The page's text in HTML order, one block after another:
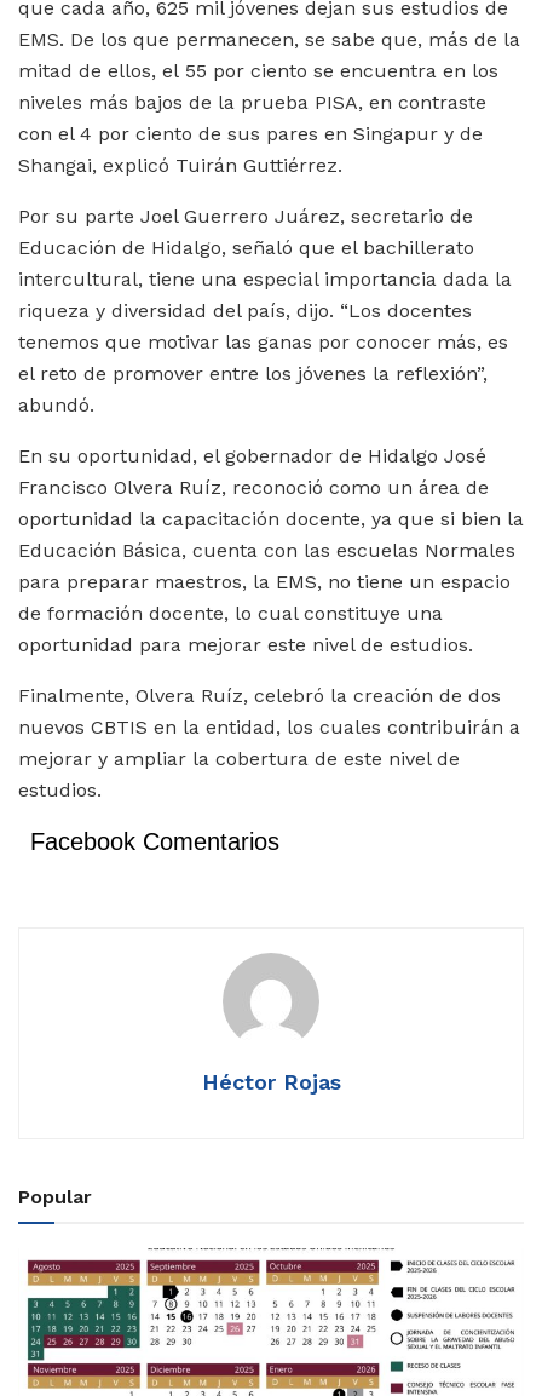
que cada año, 625 mil jóvenes dejan sus estudios de
EMS. De los que permanecen, se sabe que, más de la
mitad de ellos, el 55 por ciento se encuentra en los
niveles más bajos de la prueba PISA, en contraste
con el 4 por ciento de sus pares en Singapur y de
Shangai, explicó Tuirán Guttiérrez.
Por su parte Joel Guerrero Juárez, secretario de
Educación de Hidalgo, señaló que el bachillerato
intercultural, tiene una especial importancia dada la
riqueza y diversidad del país, dijo. “Los docentes
tenemos que motivar las ganas por conocer más, es
el reto de promover entre los jóvenes la reflexión”,
abundó.
En su oportunidad, el gobernador de Hidalgo José
Francisco Olvera Ruíz, reconoció como un área de
oportunidad la capacitación docente, ya que si bien la
Educación Básica, cuenta con las escuelas Normales
para preparar maestros, la EMS, no tiene un espacio
de formación docente, lo cual constituye una
oportunidad para mejorar este nivel de estudios.
Finalmente, Olvera Ruíz, celebró la creación de dos
nuevos CBTIS en la entidad, los cuales contribuirán a
mejorar y ampliar la cobertura de este nivel de
estudios.
Facebook Comentarios
Héctor Rojas
Popular